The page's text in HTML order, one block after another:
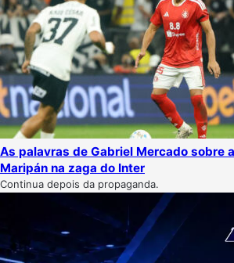
As palavras de Gabriel Mercado sobre
Maripán na zaga do Inter
Continua depois da propaganda.